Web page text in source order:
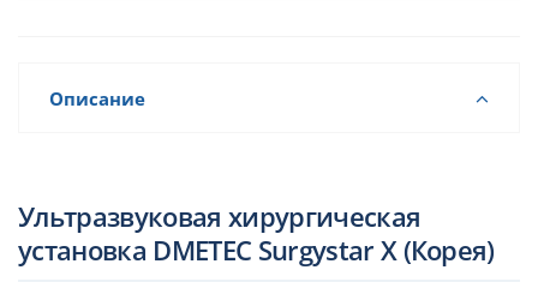
Описание
Ультразвуковая хирургическая
установка DMETEC Surgystar X (Корея)